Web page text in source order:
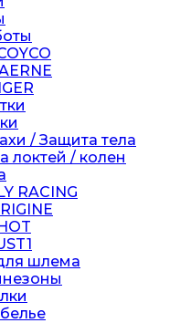
/ Защита тела
локтей / колен
RACING
шлема